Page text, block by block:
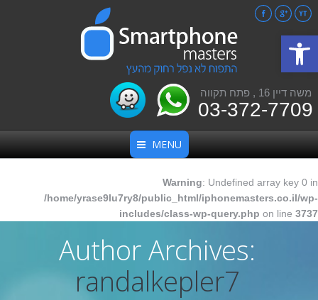
פתח סרגל נגישות
משה דיין 16 , פתח תקווה
03-372-7709
FacebookGoogle+
YouTube
MENU
Warning: Undefined array key 0 in
/home/yrase9lu7ry8/public_html/iphonemasters.co.il/wp-
includes/class-wp-query.php on line 3737
Author Archives:
randalkepler7